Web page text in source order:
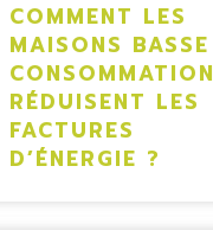
COMMENT LES
MAISONS BASSE
CONSOMMATION
RÉDUISENT LES
FACTURES
D’ÉNERGIE ?